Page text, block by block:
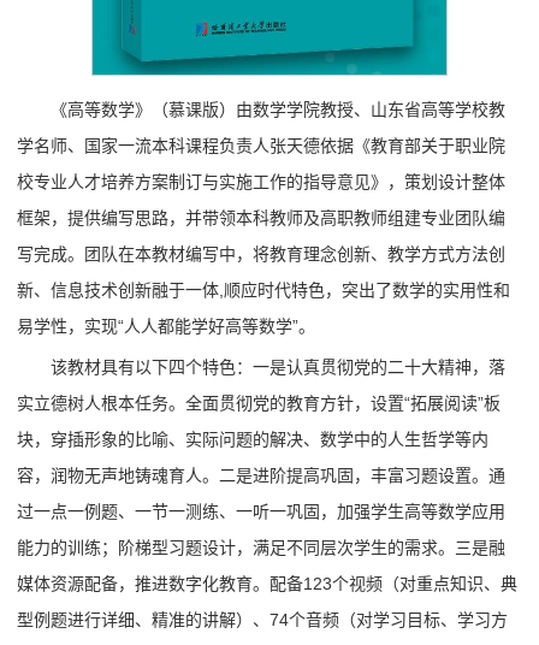
《高等数学》（慕课版）由数学学院教授、山东省高等学校教
学名师、国家一流本科课程负责人张天德依据《教育部关于职业院
校专业人才培养方案制订与实施工作的指导意见》，策划设计整体
框架，提供编写思路，并带领本科教师及高职教师组建专业团队编
写完成。团队在本教材编写中，将教育理念创新、教学方式方法创
新、信息技术创新融于一体,顺应时代特色，突出了数学的实用性和
易学性，实现“人人都能学好高等数学”。
该教材具有以下四个特色：一是认真贯彻党的二十大精神，落
实立德树人根本任务。全面贯彻党的教育方针，设置“拓展阅读”板
块，穿插形象的比喻、实际问题的解决、数学中的人生哲学等内
容，润物无声地铸魂育人。二是进阶提高巩固，丰富习题设置。通
过一点一例题、一节一测练、一听一巩固，加强学生高等数学应用
能力的训练；阶梯型习题设计，满足不同层次学生的需求。三是融
媒体资源配备，推进数字化教育。配备123个视频（对重点知识、典
型例题进行详细、精准的讲解）、74个音频（对学习目标、学习方